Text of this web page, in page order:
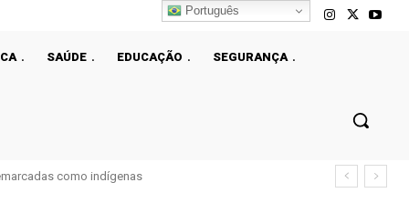
SAÚDE EDUCAÇÃO SEGURANÇA
como indígenas
Português